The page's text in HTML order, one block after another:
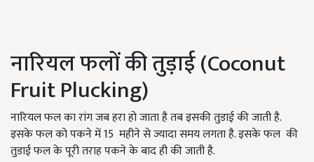
नारियल फलों की तुड़ाई (Coconut
Fruit Plucking)
नारियल फल का रांग जब हरा हो जाता है तब इसकी तुडाई की जाती है.
इसके फल को पकने में 15 महीने से ज्यादा समय लगता है. इसके फल की
तुडाई फल के पूरी तराह पकने के बाद ही की जाती है.